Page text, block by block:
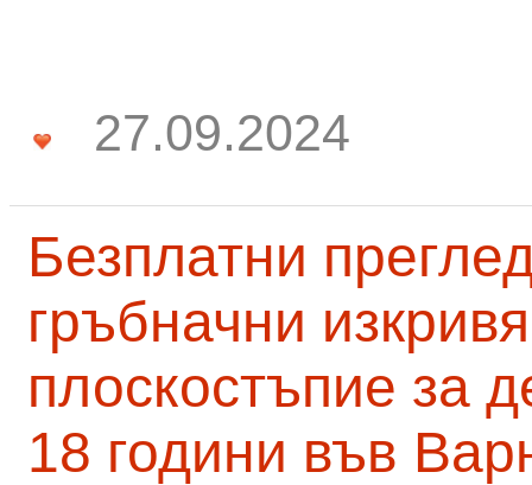
27.09.2024
Безплатни
гръбначни
плоскостъпие за
18 години във